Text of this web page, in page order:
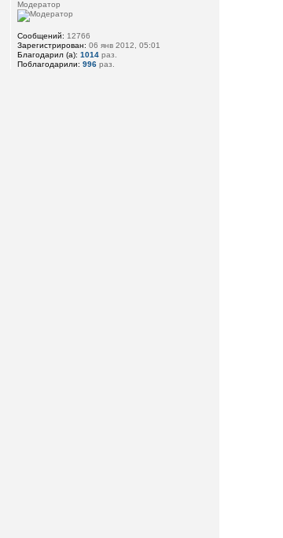
Модератор
Сообщений: 12766
Зарегистрирован: 06 янв 2012, 05:01
Благодарил (а): 1014раз.
Поблагодарили: 996раз.